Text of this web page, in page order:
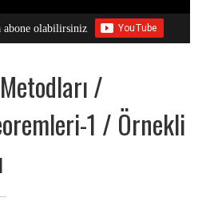
abone olabilirsiniz
/
1 / Örnekli